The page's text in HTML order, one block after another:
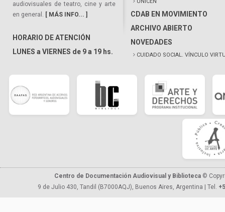
audiovisuales de teatro, cine y arte
en general. [ MÁS INFO... ]
HORARIO DE ATENCIÓN
LUNES a VIERNES de 9 a 19 hs.
CDAB EN MOVIMIENTO
ARCHIVO ABIERTO
NOVEDADES
CUIDADO SOCIAL. VÍNCULO
Centro de Documentación Audiovisual y Biblioteca ©
9 de Julio 430, Tandil (B7000AQJ), Buenos Aires, Argentina | Tel.